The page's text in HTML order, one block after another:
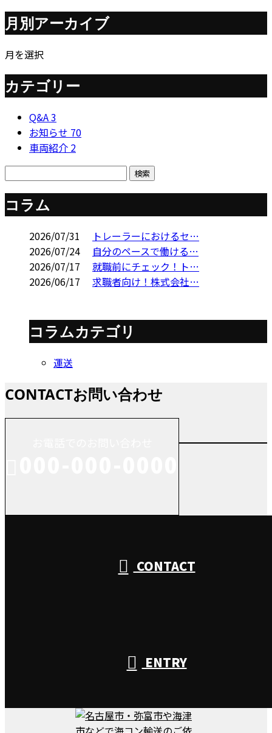
月別アーカイブ
月を選択
カテゴリー
Q&A3
お知らせ 70
車両紹介 2
コラム
2026/07/31
トレーラーにおけるセ…
2026/07/24
自分のペースで働ける…
2026/07/17
就職前にチェック！ト…
2026/06/17
求職者向け！株式会社…
コラムカテゴリ
運送
CONTACTお問い合わせ
CONTACT
ENTRY